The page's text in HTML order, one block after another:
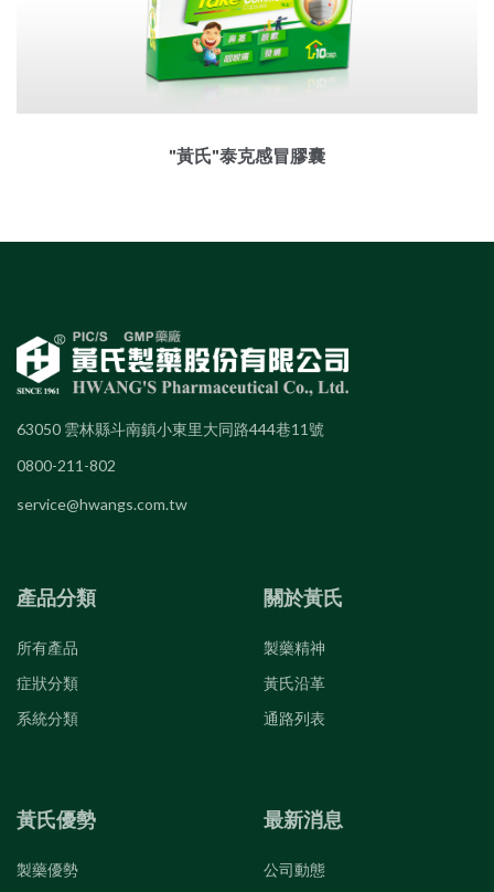
"黃氏"泰克感冒膠囊
63050 雲林縣斗南鎮小東里大同路444巷11號
0800-211-802
service@hwangs.com.tw
產品分類
所有產品
症狀分類
系統分類
關於黃氏
製藥精神
黃氏沿革
通路列表
黃氏優勢
製藥優勢
最新消息
公司動態